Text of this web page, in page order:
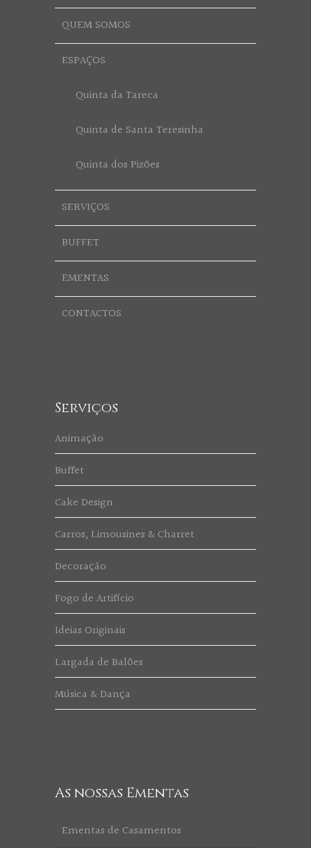
QUEM SOMOS
ESPAÇOS
Quinta da Tareca
Quinta de Santa Teresinha
Quinta dos Pizões
SERVIÇOS
BUFFET
EMENTAS
CONTACTOS
Serviços
Animação
Buffet
Cake Design
Carros, Limousines & Charret
Decoração
Fogo de Artifício
Ideias Originais
Largada de Balões
Música & Dança
As nossas Ementas
Ementas de Casamentos